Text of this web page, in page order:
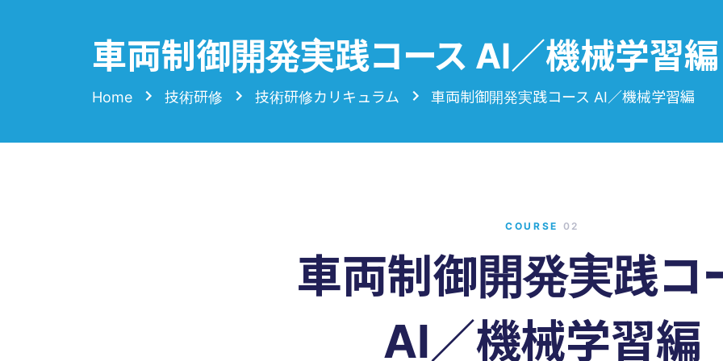
車両制御開発実践コース AI／機械学習編
Home 技術研修 技術研修カリキュラム 車両制御開発実践コース AI／機械学習編
COURSE 02
車両制御開発実践コ
AI／機械学習編